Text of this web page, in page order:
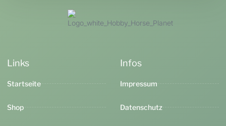
Links
Startseite
Shop
Infos
Impressum
Datenschutz